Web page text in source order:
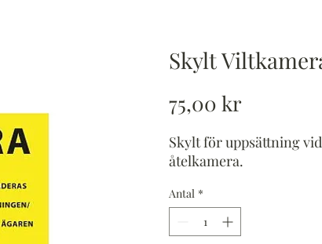
Skylt
75,00 krPris
Skylt för uppsättning vid
åtelkamera.
Antal *